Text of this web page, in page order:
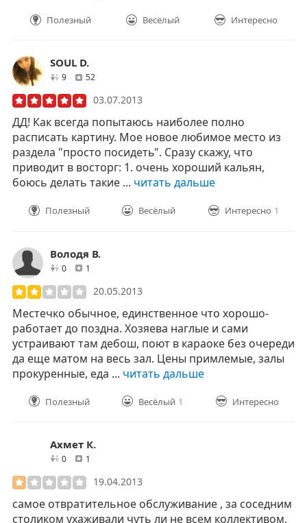
Полезный Весёлый Интересно
SOUL D.
9друзей
52
03.07.2013
ДД! Как всегда попытаюсь наиболее полно
расписать картину. Мое новое любимое место из
раздела "просто посидеть". Сразу скажу, что
приводит в восторг: 1. очень хороший кальян,
боюсь делать такие ... читать дальше
Полезный Весёлый Интересно 1
Володя В.
0друзей1
20.05.2013
Местечко обычное, единственное что хорошо-
работает до поздна. Хозяева наглые и сами
устраивают там дебош, поют в караоке без очереди
да еще матом на весь зал. Цены примлемые, залы
прокуренные, еда ... читать дальше
Полезный Весёлый 1 Интересно
Ахмет К.
0друзей1
19.04.2013
самое отвратительное обслуживание , за соседним
столиком ухаживали чуть ли не всем коллективом,